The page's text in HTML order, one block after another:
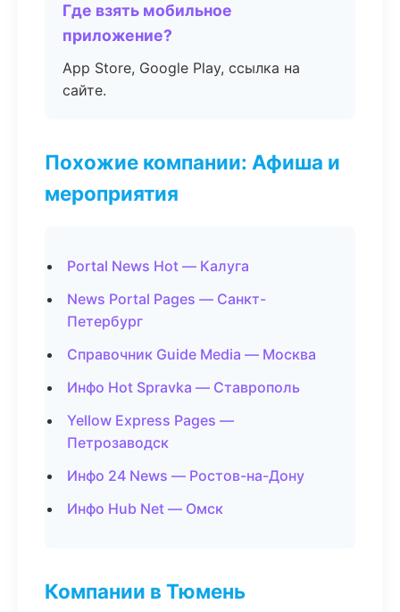
Где взять мобильное
приложение?
App Store, Google Play, ссылка на
сайте.
Похожие компании: Афиша и
мероприятия
Portal News Hot — Калуга
News Portal Pages — Санкт-
Петербург
Справочник Guide Media — Москва
Инфо Hot Spravka — Ставрополь
Yellow Express Pages —
Петрозаводск
Инфо 24 News — Ростов-на-Дону
Инфо Hub Net — Омск
Компании в Тюмень